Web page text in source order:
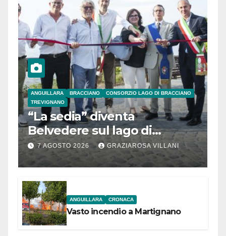
ANGUILLARA BRACCIANO
CONSORZIO LAGO DI BRACCIANO
TREVIGNANO
“La sedia” diventa
Belvedere sul lago di
Bracciano: ieri
l’inaugurazione
7 AGOSTO 2026 GRAZIAROSA VILLANI
ANGUILLARA CRONACA
Vasto incendio a Martignano